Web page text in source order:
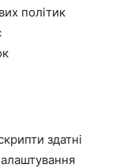
політик
здатні